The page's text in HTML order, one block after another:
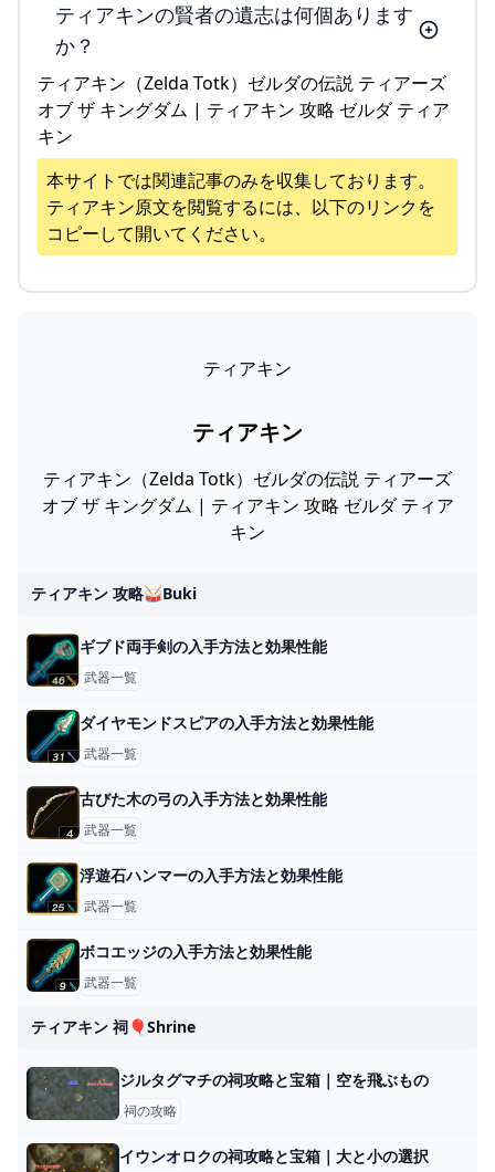
ティアキンの賢者の遺志は何個あります
か？
ティアキン（Zelda Totk）ゼルダの伝説 ティアーズ
オブ ザ キングダム | ティアキン 攻略 ゼルダ ティア
キン
本サイトでは関連記事のみを収集しております。
ティアキン原文を閲覧するには、以下のリンクを
コピーして開いてください。
ティアキン
ティアキン
ティアキン（Zelda Totk）ゼルダの伝説 ティアーズ
オブ ザ キングダム | ティアキン 攻略 ゼルダ ティア
キン
ティアキン 攻略🥁buki
ギブド両手剣の入手方法と効果性能
武器一覧
ダイヤモンドスピアの入手方法と効果性能
武器一覧
古びた木の弓の入手方法と効果性能
武器一覧
浮遊石ハンマーの入手方法と効果性能
武器一覧
ボコエッジの入手方法と効果性能
武器一覧
ティアキン 祠🎈shrine
ジルタグマチの祠攻略と宝箱｜空を飛ぶもの
祠の攻略
イウンオロクの祠攻略と宝箱｜大と小の選択